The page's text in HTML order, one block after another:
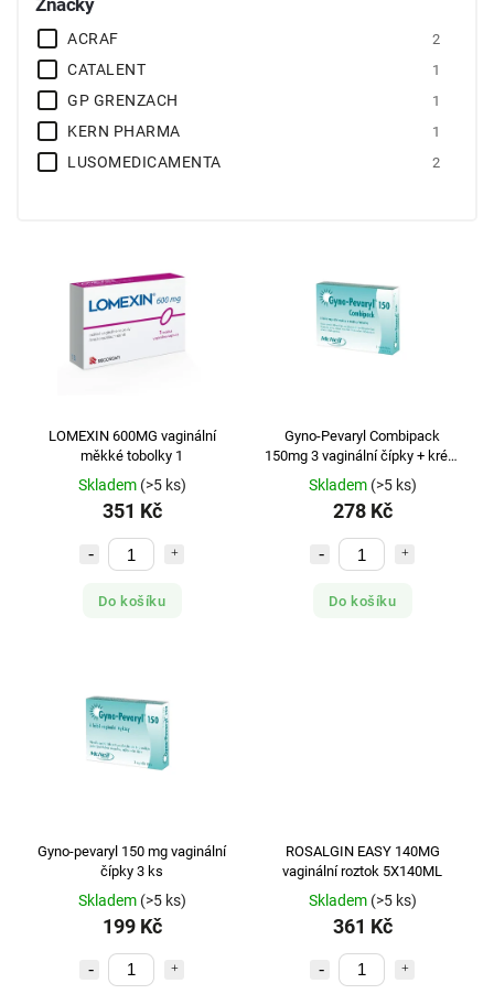
ACRAF 2
CATALENT 1
GP GRENZACH 1
KERN PHARMA 1
LUSOMEDICAMENTA 2
LOMEXIN 600MG vaginální
měkké tobolky 1
Skladem (>5 ks)
351 Kč
Do košíku
Gyno-Pevaryl Combipack
150mg 3 vaginální čípky + krém
15g
Skladem (>5 ks)
278 Kč
Do košíku
Gyno-pevaryl 150 mg vaginální
čípky 3 ks
Skladem (>5 ks)
199 Kč
ROSALGIN EASY 140MG
vaginální roztok 5X140ML
Skladem (>5 ks)
361 Kč